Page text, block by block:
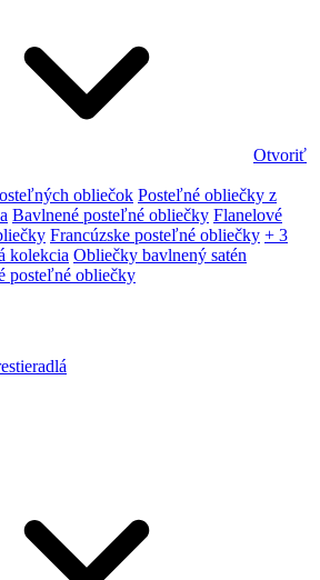
Otvoriť
obliečok Posteľné obliečky z
Bavlnené posteľné obliečky Flanelové
Francúzske posteľné obliečky + 3
kolekcia Obliečky bavlnený satén
posteľné obliečky